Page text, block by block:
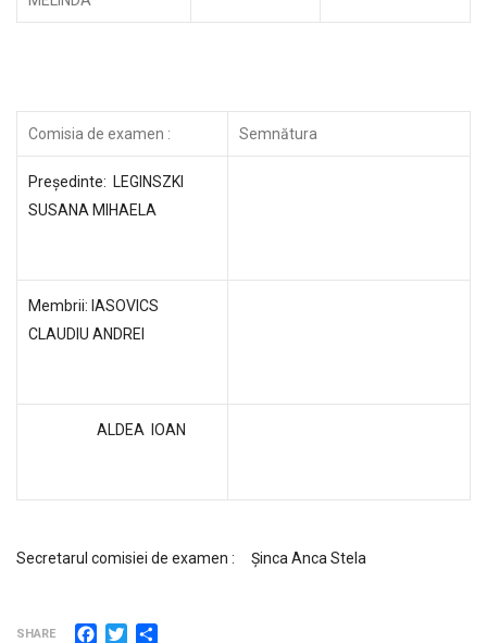
Comisia de examen : Semnătura
Preşedinte: LEGINSZKI
SUSANA MIHAELA
Membrii: IASOVICS
CLAUDIU ANDREI
ALDEA IOAN
Secretarul comisiei de examen : Şinca Anca Stela
SHARE Facebook
Twitter